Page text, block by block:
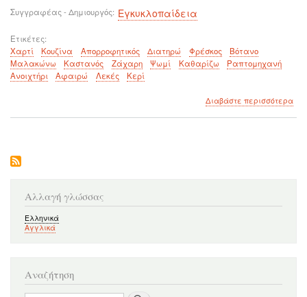
Συγγραφέας - Δημιουργός Εγκυκλοπαίδεια
Ετικέτες
Χαρτί
Κουζίνα Απορροφητικός Διατηρώ Φρέσκος
Βότανο
Μαλακώνω
Καστανός Ζάχαρη Ψωμί Καθαρίζω
Ραπτομηχανή
Ανοιχτήρι
Αφαιρώ Λεκές Κερί
Διαβάστε περισσότεραγια
Αλλαγή γλώσσας
Ελληνικά
Αγγλικά
Αναζήτηση